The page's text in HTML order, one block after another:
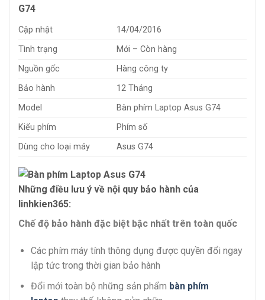
G74
Cập nhật
14/04/2016
Tình trạng
Mới – Còn hàng
Nguồn gốc
Hàng công ty
Bảo hành
12 Tháng
Model
Bàn phím Laptop Asus G74
Kiểu phím
Phím số
Dùng cho loại máy
Asus G74
Những điều lưu ý về nội quy bảo hành của
linhkien365:
Chế độ bảo hành đặc biệt bậc nhất trên toàn quốc
Các phím máy tính thông dụng được quyền đổi ngay
lập tức trong thời gian bảo hành
Đổi mới toàn bộ những sản phẩm bàn phím